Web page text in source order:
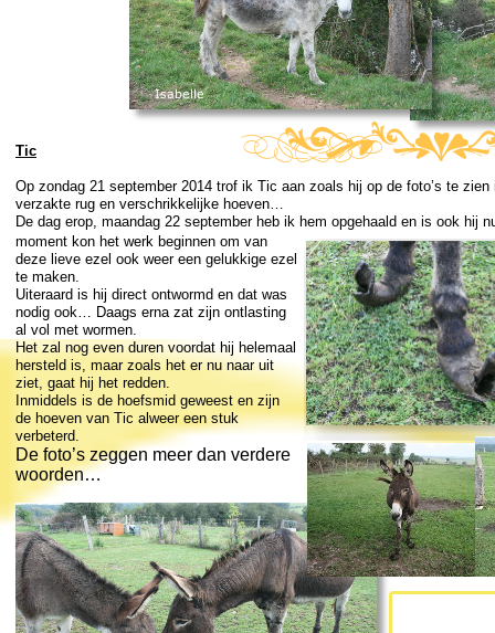
Tic
Op zondag 21 september 2014 trof ik Tic aan zoals hij op de foto’s te
verzakte rug en verschrikkelijke hoeven…
De dag erop, maandag 22 september heb ik hem opgehaald en is ook hij
moment kon het werk beginnen om van
deze lieve ezel ook weer een gelukkige ezel
te maken.
Uiteraard is hij direct ontwormd en dat was
nodig ook… Daags erna zat zijn ontlasting
al vol met wormen.
Het zal nog even duren voordat hij helemaal
hersteld is, maar zoals het er nu naar uit
ziet, gaat hij het redden.
Inmiddels is de hoefsmid geweest en zijn
de hoeven van Tic alweer een stuk
verbeterd.
De foto’s zeggen meer dan verdere
woorden…